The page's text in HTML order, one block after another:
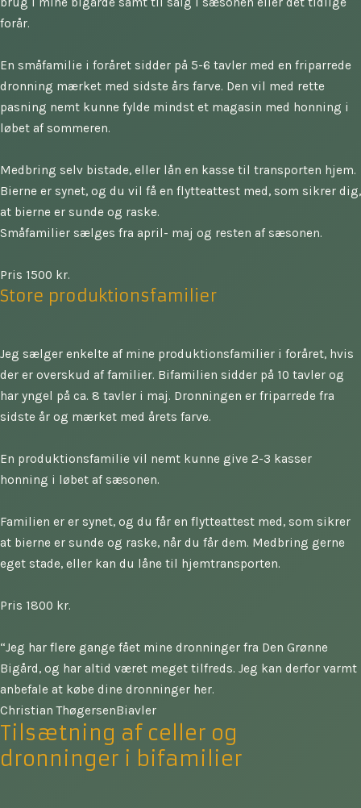
forår.
En småfamilie i foråret sidder på 5-6 tavler med en friparrede
dronning mærket med sidste års farve. Den vil med rette
pasning nemt kunne fylde mindst et magasin med honning i
løbet af sommeren.
Medbring selv bistade, eller lån en kasse til transporten hjem.
Bierne er synet, og du vil få en flytteattest med, som sikrer dig,
at bierne er sunde og raske.
Småfamilier sælges fra april- maj og resten af sæsonen.
Pris 1500 kr.
Store produktionsfamilier
Jeg sælger enkelte af mine produktionsfamilier i foråret, hvis
der er overskud af familier. Bifamilien sidder på 10 tavler og
har yngel på ca. 8 tavler i maj. Dronningen er friparrede fra
sidste år og mærket med årets farve.
En produktionsfamilie vil nemt kunne give 2-3 kasser
honning i løbet af sæsonen.
Familien er er synet, og du får en flytteattest med, som sikrer
at bierne er sunde og raske, når du får dem. Medbring gerne
eget stade, eller kan du låne til hjemtransporten.
Pris 1800 kr.
“Jeg har flere gange fået mine dronninger fra Den Grønne
Bigård, og har altid været meget tilfreds. Jeg kan derfor varmt
anbefale at købe dine dronninger her.
Christian ThøgersenBiavler
Tilsætning af celler og
dronninger i bifamilier